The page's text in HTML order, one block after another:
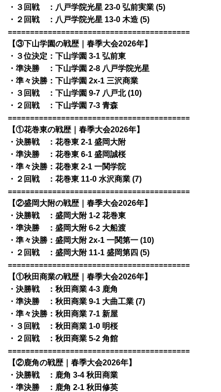
・３回戦 ：八戸学院光星 23-0 弘前実業 (5)
・２回戦 ：八戸学院光星 13-0 木造 (5)
=========================================
【③下山学園の戦歴｜春季大会2026年】
・３位決定：下山学園 3-1 弘前東
・準決勝 ：下山学園 2-8 八戸学院光星
・準々決勝：下山学園 2x-1 三沢商業
・３回戦 ：下山学園 9-7 八戸北 (10)
・２回戦 ：下山学園 7-3 青森
=========================================
【①花巻東の戦歴｜春季大会2026年】
・決勝戦 ：花巻東 2-1 盛岡大附
・準決勝 ：花巻東 6-1 盛岡誠桜
・準々決勝：花巻東 2-1 一関学院
・２回戦 ：花巻東 11-0 水沢商業 (7)
=========================================
【②盛岡大附の戦歴｜春季大会2026年】
・決勝戦 ：盛岡大附 1-2 花巻東
・準決勝 ：盛岡大附 6-2 大船渡
・準々決勝：盛岡大附 2x-1 一関第一 (10)
・２回戦 ：盛岡大附 11-1 盛岡第四 (5)
=========================================
【①秋田商業の戦歴｜春季大会2026年】
・決勝戦 ：秋田商業 4-3 鹿角
・準決勝 ：秋田商業 9-1 大曲工業 (7)
・準々決勝：秋田商業 7-1 新屋
・３回戦 ：秋田商業 1-0 明桜
・２回戦 ：秋田商業 5-2 角館
=========================================
【②鹿角の戦歴｜春季大会2026年】
・決勝戦 ：鹿角 3-4 秋田商業
・準決勝 ：鹿角 2-1 秋田修英